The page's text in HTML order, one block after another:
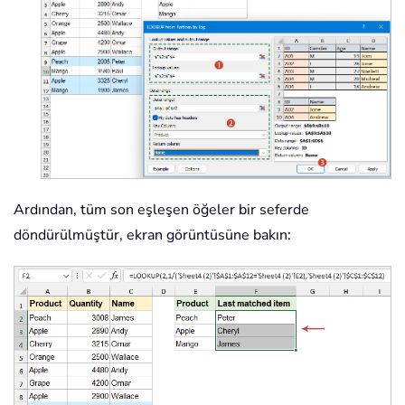
Ardından, tüm son eşleşen öğeler bir seferde
döndürülmüştür, ekran görüntüsüne bakın: